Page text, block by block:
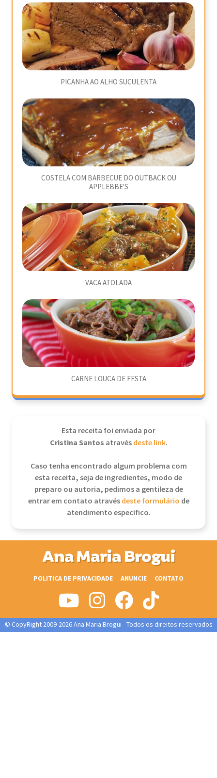
PICANHA AO ALHO SUCULENTA
COSTELA COM BARBECUE DO OUTBACK OU
APPLEBBE'S
VACA ATOLADA
CARNE LOUCA DE FESTA
Esta receita foi enviada por
Cristina Santos atravésdeste link.
Caso tenha encontrado algum problema com
esta receita, seja de ingredientes, modo de
preparo ou autoria, pedimos a gentileza de
entrar em contato atravésdeste formulário de
atendimento específico.
Ana Maria Brogui
POLITICA DE PRIVACIDADE ANUNCIE CONTATO
© CopyRight 2009-2026 Ana Maria Brogui - Todos os direitos reservados